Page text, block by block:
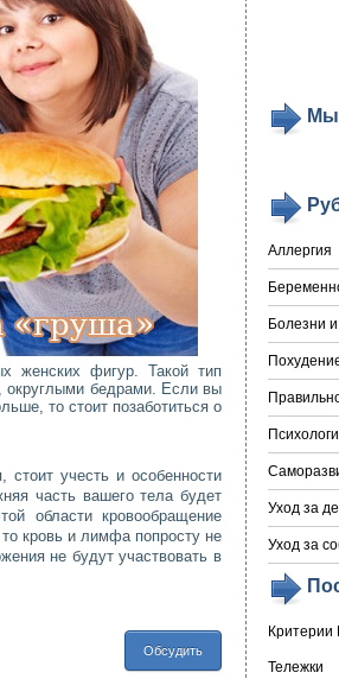
женских фигур. Такой тип
округлыми бедрами. Если вы
то стоит позаботиться о
стоит учесть и особенности
часть вашего тела будет
области кровообращение
кровь и лимфа попросту не
не будут участвовать в
Обсудить
Мы
Аллергия
Болезни
Уход за
Уход за
Критерии
Тележки